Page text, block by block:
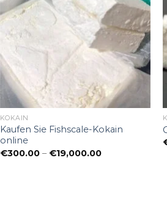
KOKAIN
Kaufen Sie Fishscale-Kokain
online
€300.00 – €19,000.00Preisspanne: